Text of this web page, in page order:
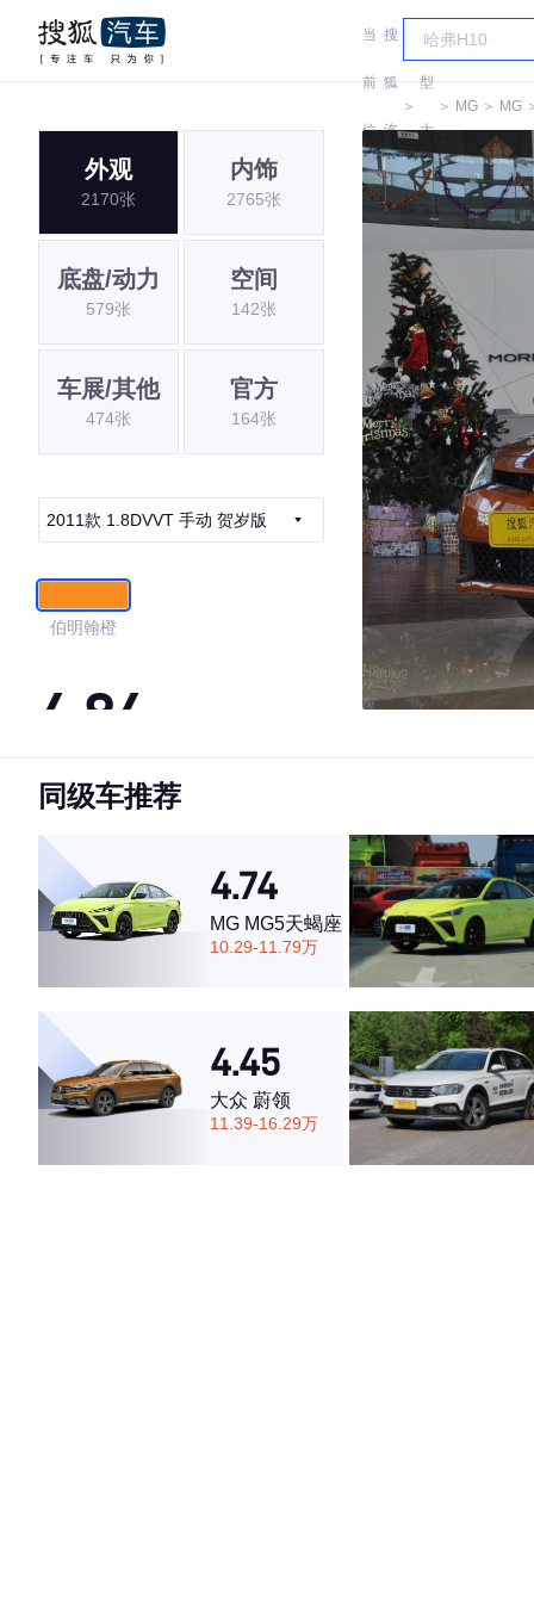
当
前
位
置:
搜
狐
汽
车
＞
车
型
大
全
＞ MG ＞ MG
外观
2170张
内饰
2765张
底盘/动力
579张
空间
142张
车展/其他
474张
官方
164张
2011款 1.8DVVT 手动 贺岁版
伯明翰橙
4.84
·外观表现较为优秀，优于87%同级车
·空间表现较为优秀，优于84%同级车
同级车推荐
4.74
MG MG5天蝎座
10.29-11.79万
4.45
大众 蔚领
11.39-16.29万